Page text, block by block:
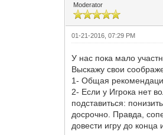
Moderator
01-21-2016, 07:29 PM
У нас пока мало
Выскажу свои
1- Общая
2- Если у Игрока нет
подставиться:
досрочно. Правда,
довести игру до